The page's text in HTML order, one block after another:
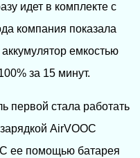
идет в комплекте с
компания показала
емкостью
за 15 минут.
первой стала работать
AirVOOC
ее помощью батарея